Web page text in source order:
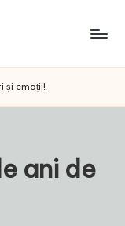
și emoții!
ani de